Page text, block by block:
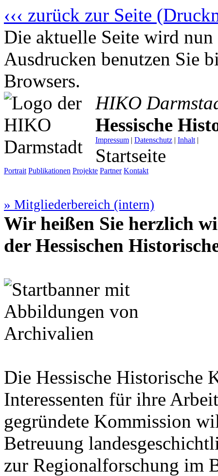
‹‹‹ zurück zur Seite
Die aktuelle Seite wird
Ausdrucken benutzen Sie
Browsers.
HIKO
Hessische
Impressum | Datenschutz | Inhalt |
Startseite
Portrait Publikationen Projekte Partner Kontakt
» Mitgliederbereich (intern)
Wir heißen Sie herzlich
der Hessischen
Die Hessische Historische
Interessenten für ihre
gegründete Kommission
Betreuung
zur Regionalforschung im